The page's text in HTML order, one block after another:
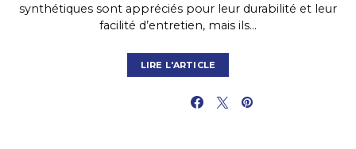
synthétiques sont appréciés pour leur durabilité et leur
facilité d’entretien, mais ils…
LIRE L'ARTICLE